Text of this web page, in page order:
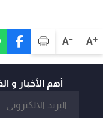
A+
A-
أهم الأخبار و